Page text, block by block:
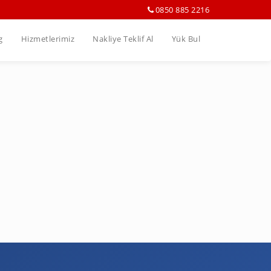
0850 885 2216
Hizmetlerimiz Nakliye Teklif Al Yük Bul